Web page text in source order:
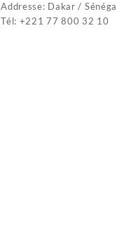
Addresse: Dakar /
Tél: +221 77 800 32 10